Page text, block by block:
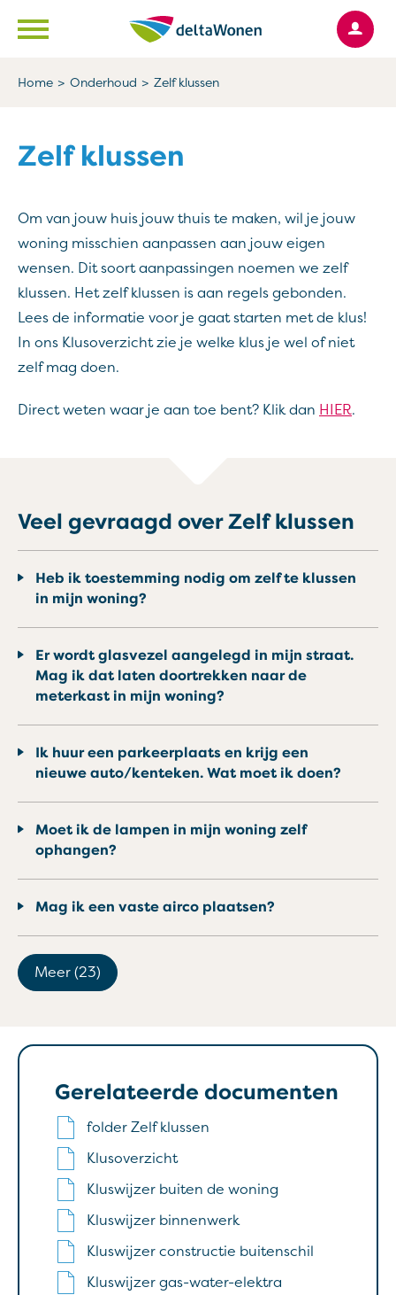
Naar de homepage
Ga naar Hoofd
Home Onderhoud Zelf klussen
Zelf klussen
Om van jouw huis jouw thuis te maken, wil je jouw
woning misschien aanpassen aan jouw eigen
wensen. Dit soort aanpassingen noemen we zelf
klussen. Het zelf klussen is aan regels gebonden.
Lees de informatie voor je gaat starten met de klus!
In ons Klusoverzicht zie je welke klus je wel of niet
zelf mag doen.
Direct weten waar je aan toe bent? Klik dan HIER.
Veel gevraagd over Zelf klussen
Heb ik toestemming nodig om zelf te klussen
in mijn woning?
Er wordt glasvezel aangelegd in mijn straat.
Mag ik dat laten doortrekken naar de
meterkast in mijn woning?
Ik huur een parkeerplaats en krijg een
nieuwe auto/kenteken. Wat moet ik doen?
Moet ik de lampen in mijn woning zelf
ophangen?
Mag ik een vaste airco plaatsen?
Meer (23)
Gerelateerde documenten
folder Zelf klussen
Klusoverzicht
Kluswijzer buiten de woning
Kluswijzer binnenwerk
Kluswijzer constructie buitenschil
Kluswijzer gas-water-elektra